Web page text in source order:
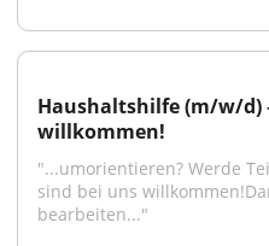
Haushaltshilfe (m/w/d)
willkommen!
"...umorientieren? Werde
sind bei uns
bearbeiten..."